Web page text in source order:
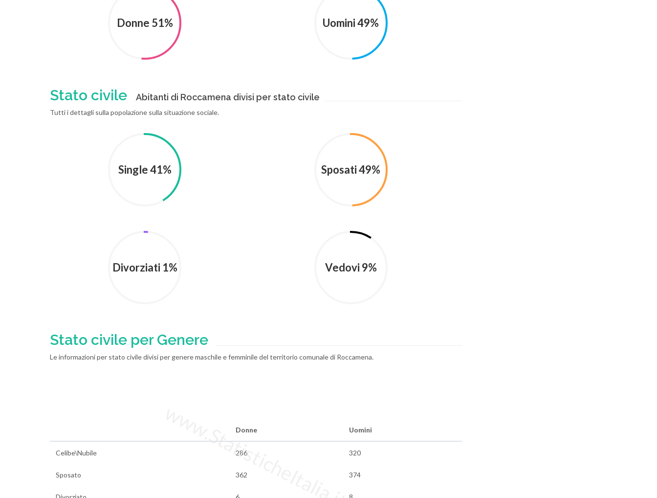
Donne 51% Uomini 49%
Stato civile Abitanti di Roccamena divisi per stato civile
Tutti i dettagli sulla popolazione sulla situazione sociale.
Single 41% Sposati 49%
Divorziati 1% Vedovi 9%
Stato civile per Genere
Le informazioni per stato civile divisi per genere maschile e femminile del territorio comunale di Roccamena.
Donne Uomini
Celibe\Nubile 286 320
Sposato 362 374
www.StatisticheItalia.it